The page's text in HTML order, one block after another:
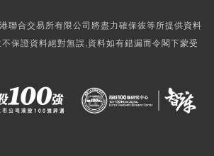
聯合交易所有限公司將盡力確保彼等所提供資料
保證資料絕對無誤,資料如有錯漏而令閣下蒙受